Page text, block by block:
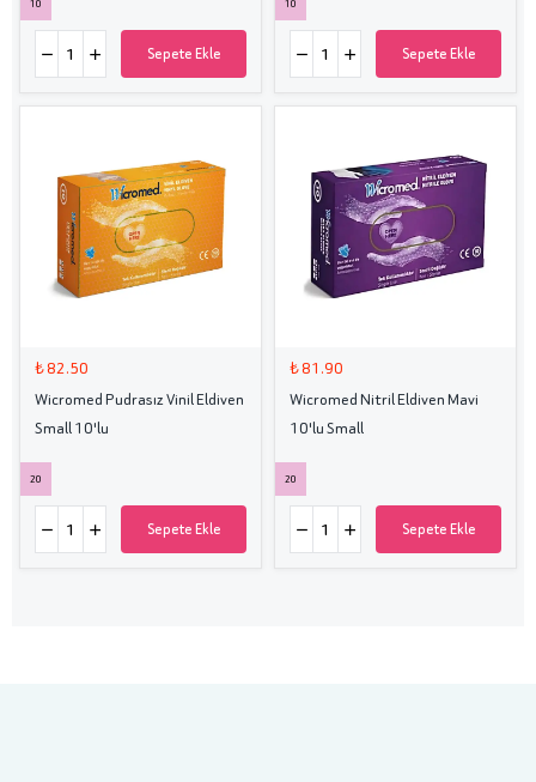
10
Sepete Ekle
10
Sepete Ekle
₺ 82.50
Wicromed Pudrasız Vinil Eldiven
Small 10'lu
20
Sepete Ekle
₺ 81.90
Wicromed Nitril Eldiven Mavi
10'lu Small
20
Sepete Ekle